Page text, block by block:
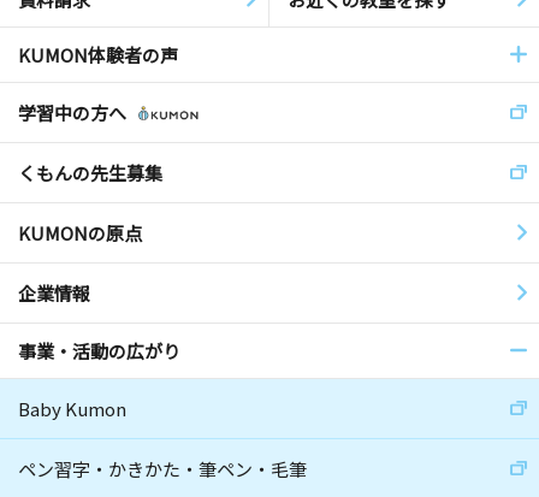
KUMON体験者の声
学習中の方へ
くもんの先生募集
KUMONの原点
企業情報
事業・活動の広がり
Baby Kumon
ペン習字・かきかた・筆ペン・毛筆